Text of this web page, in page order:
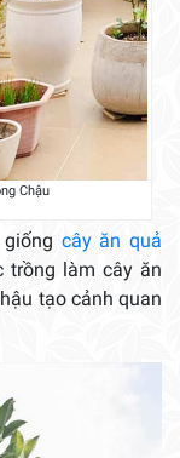
Chậu
cây ăn quả
trồng làm cây ăn
tạo cảnh quan